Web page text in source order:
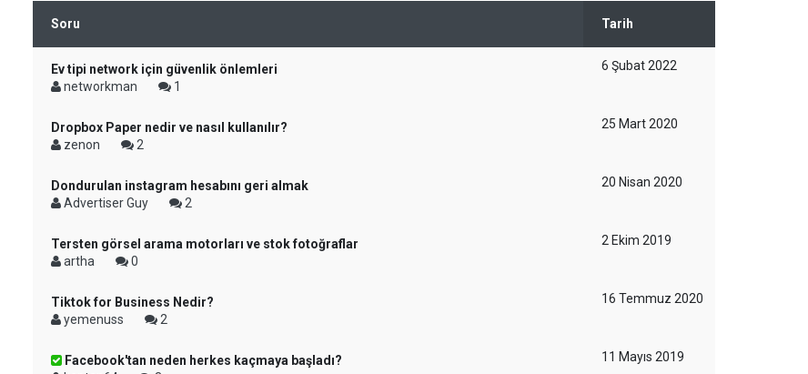
Soru Tarih
Ev tipi network için güvenlik önlemleri
networkman
1
6 Şubat 2022
Dropbox Paper nedir ve nasıl kullanılır?
zenon
2
25 Mart 2020
Dondurulan instagram hesabını geri almak
Advertiser Guy
2
20 Nisan 2020
Tersten görsel arama motorları ve stok fotoğraflar
artha
0
2 Ekim 2019
Tiktok for Business Nedir?
yemenuss
2
16 Temmuz 2020
Facebook'tan neden herkes kaçmaya başladı?
11 Mayıs 2019